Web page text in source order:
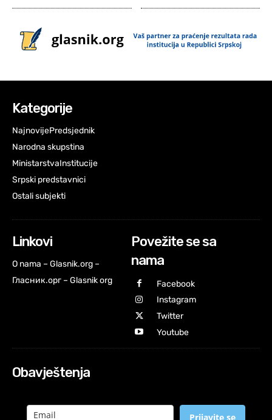
Kategorije
NajnovijePredsjednik
Narodna skupstina
MinistarstvaInstitucije
Srpski predstavnici
Ostali subjekti
Linkovi
O nama – Glasnik.org –
Гласник.орг – Glasnik org
Povežite se sa
nama
Facebook
Instagram
Twitter
Youtube
Obavještenja
Prijavite se